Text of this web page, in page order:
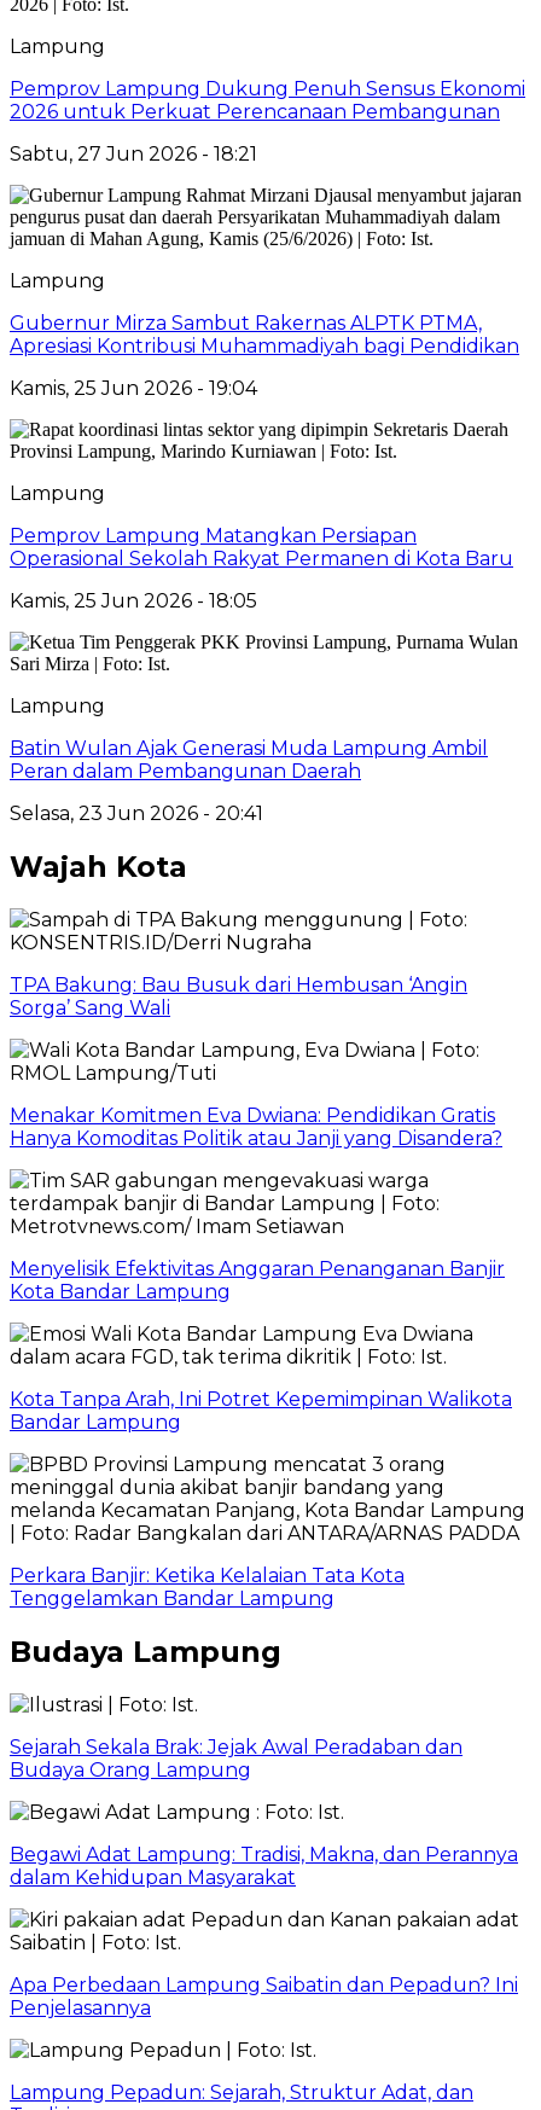
Lampung
Pemprov Lampung Dukung Penuh Sensus Ekonomi
2026 untuk Perkuat Perencanaan Pembangunan
Sabtu, 27 Jun 2026 - 18:21
Lampung
Gubernur Mirza Sambut Rakernas ALPTK PTMA,
Apresiasi Kontribusi Muhammadiyah bagi Pendidikan
Kamis, 25 Jun 2026 - 19:04
Lampung
Pemprov Lampung Matangkan Persiapan
Operasional Sekolah Rakyat Permanen di Kota Baru
Kamis, 25 Jun 2026 - 18:05
Lampung
Batin Wulan Ajak Generasi Muda Lampung Ambil
Peran dalam Pembangunan Daerah
Selasa, 23 Jun 2026 - 20:41
Wajah Kota
TPA Bakung: Bau Busuk dari Hembusan ‘Angin
Sorga’ Sang Wali
Menakar Komitmen Eva Dwiana: Pendidikan Gratis
Hanya Komoditas Politik atau Janji yang Disandera?
Menyelisik Efektivitas Anggaran Penanganan Banjir
Kota Bandar Lampung
Kota Tanpa Arah, Ini Potret Kepemimpinan Walikota
Bandar Lampung
Perkara Banjir: Ketika Kelalaian Tata Kota
Tenggelamkan Bandar Lampung
Budaya Lampung
Sejarah Sekala Brak: Jejak Awal Peradaban dan
Budaya Orang Lampung
Begawi Adat Lampung: Tradisi, Makna, dan Perannya
dalam Kehidupan Masyarakat
Apa Perbedaan Lampung Saibatin dan Pepadun? Ini
Penjelasannya
Lampung Pepadun: Sejarah, Struktur Adat, dan